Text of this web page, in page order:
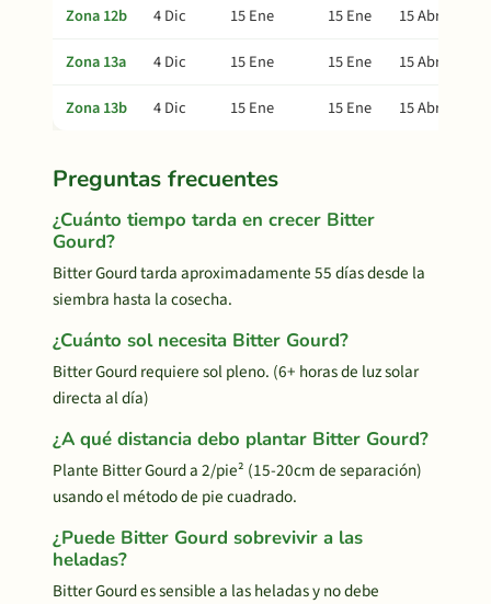
Zona 12b 4 Dic 15 Ene 15 Ene
15 Abr
Zona 13a
4 Dic 15 Ene 15 Ene
15 Abr
Zona 13b
4 Dic 15 Ene 15 Ene 15 Abr
Preguntas frecuentes
¿Cuánto tiempo tarda en crecer Bitter
Gourd?
Bitter Gourd tarda aproximadamente 55 días desde la
siembra hasta la cosecha.
¿Cuánto sol necesita Bitter Gourd?
Bitter Gourd requiere sol pleno. (6+ horas de luz solar
directa al día)
¿A qué distancia debo plantar Bitter Gourd?
Plante Bitter Gourd a 2/pie² (15-20cm de separación)
usando el método de pie cuadrado.
¿Puede Bitter Gourd sobrevivir a las
heladas?
Bitter Gourd es sensible a las heladas y no debe